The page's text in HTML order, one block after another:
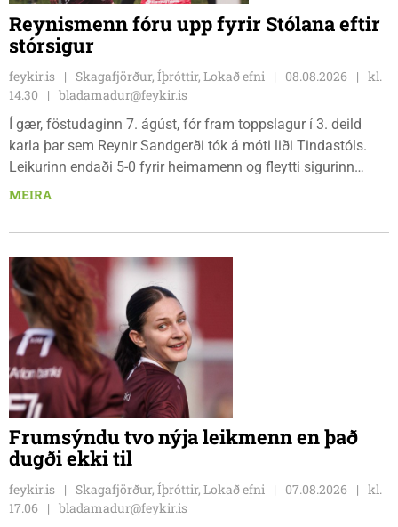
Reynismenn fóru upp fyrir Stólana eftir
stórsigur
feykir.is Skagafjörður, Íþróttir, Lokað efni 08.08.2026
kl.
14.30
bladamadur@feykir.is
Í gær, föstudaginn 7. ágúst, fór fram toppslagur í 3. deild
karla þar sem Reynir Sandgerði tók á móti liði Tindastóls.
Leikurinn endaði 5-0 fyrir heimamenn og fleytti sigurinn
Reynismönnum á topp deildarinnar en Stólunum í annað
leiknum.
MEIRA
Frumsýndu tvo nýja leikmenn en það
dugði ekki til
feykir.is Skagafjörður, Íþróttir, Lokað efni 07.08.2026
kl.
17.06
bladamadur@feykir.is